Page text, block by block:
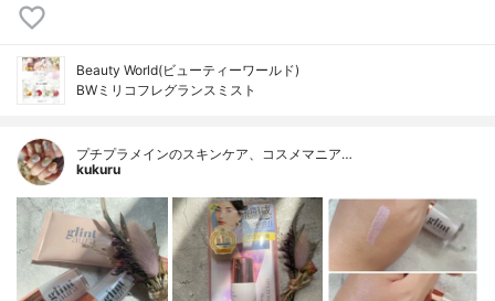
Beauty World(ビューティーワールド)
BWミリコフレグランスミスト
プチプラメインのスキンケア、コスメマニア…
kukuru